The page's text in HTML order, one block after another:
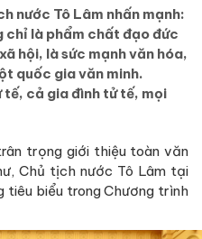
nước Tô Lâm nhấn mạnh:
chỉ là phẩm chất đạo đức
hội, là sức mạnh văn hóa,
quốc gia văn minh.
cả gia đình tử tế, mọi
trọng giới thiệu toàn văn
Chủ tịch nước Tô Lâm tại
biểu trong Chương trình